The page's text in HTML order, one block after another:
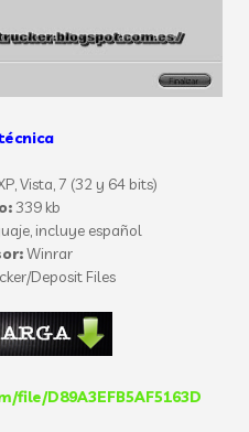
Vista, 7 (32 y 64 bits)
339 kb
incluye español
Winrar
Deposit Files
D89A3EFB5AF5163D